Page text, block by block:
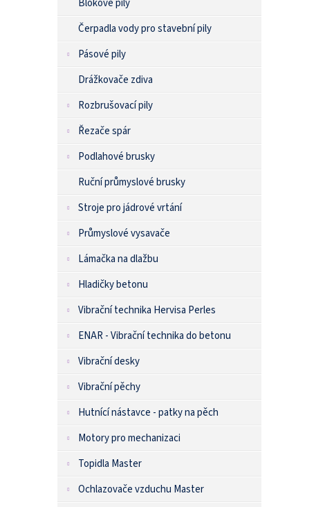
Blokové pily
Čerpadla vody pro stavební pily
Pásové pily
Drážkovače zdiva
Rozbrušovací pily
Řezače spár
Podlahové brusky
Ruční průmyslové brusky
Stroje pro jádrové vrtání
Průmyslové vysavače
Lámačka na dlažbu
Hladičky betonu
Vibrační technika Hervisa Perles
ENAR - Vibrační technika do betonu
Vibrační desky
Vibrační pěchy
Hutnící nástavce - patky na pěch
Motory pro mechanizaci
Topidla Master
Ochlazovače vzduchu Master